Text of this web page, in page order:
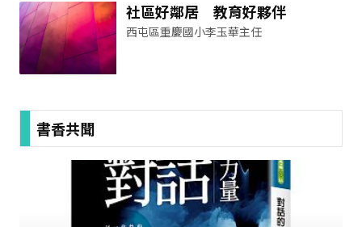
社區好鄰居 教育好夥伴
西屯區重慶國小李玉華主任
書香共聞